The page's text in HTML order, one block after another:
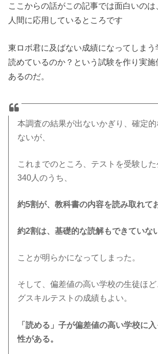
ここからの話がこの記事では面白いの
人間に応用しているところです
東ロボ君に及ばない成績になってしまう
読めているのか？という試験を作り実
あるのだ。
本調査の結果が出ないかぎり、確定的
ないが、
これまでのところ、テストを受験し
340人のうち、
約5割が、教科書の内容を読み取れて
約2割は、基礎的な読解もできていな
ことが明らかになってしまった。
そして、偏差値の高い学校の生徒ほ
グスキルテストの成績もよい。
「読める」子が偏差値の高い学校に
性がある。